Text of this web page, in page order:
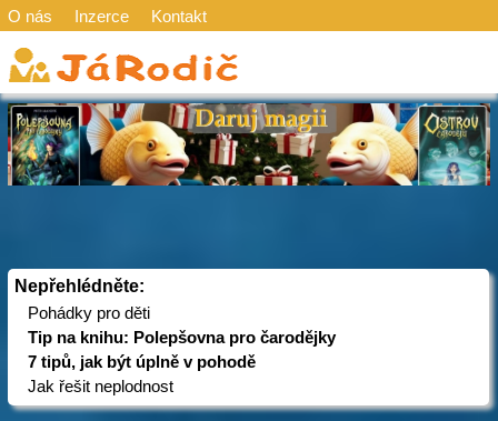
O nás Inzerce Kontakt
Nepřehlédněte:
Pohádky pro děti
Tip na knihu: Polepšovna pro čarodějky
7 tipů, jak být úplně v pohodě
Jak řešit neplodnost